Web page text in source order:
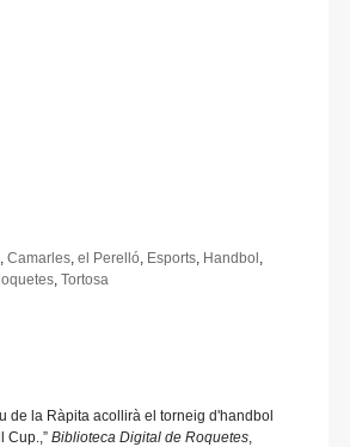
Camarles el Perelló Esports Handbol
Tortosa
de la Ràpita acollirà el torneig d'handbol
Cup.,” Biblioteca Digital de Roquetes